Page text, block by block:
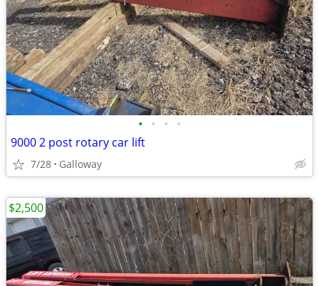
• • • •
9000 2 post rotary car lift
7/28 Galloway
$2,500